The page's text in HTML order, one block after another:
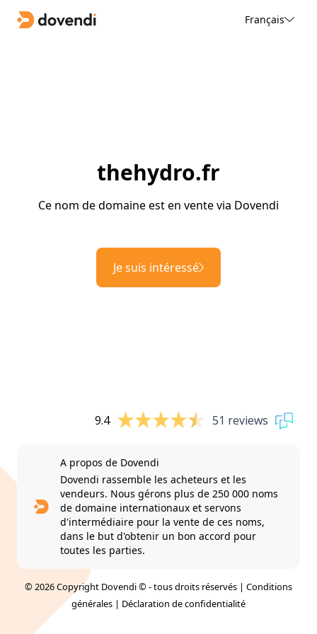
Français
thehydro.fr
Ce nom de domaine est en vente via Dovendi
Je suis intéressé
9.4 51 reviews
A propos de Dovendi
Dovendi rassemble les acheteurs et les
vendeurs. Nous gérons plus de 250 000 noms
de domaine internationaux et servons
d'intermédiaire pour la vente de ces noms,
dans le but d'obtenir un bon accord pour
toutes les parties.
© 2026 Copyright Dovendi © - tous droits réservés | Conditions
générales | Déclaration de confidentialité